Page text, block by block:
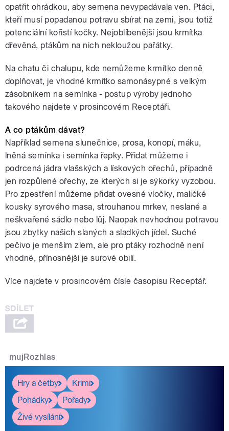
opatřit ohrádkou, aby semena nevypadávala ven. Ptáci,
kteří musí popadanou potravu sbírat na zemi, jsou totiž
potenciální kořistí kočky. Nejoblíbenější jsou krmítka
dřevěná, ptákům na nich nekloužou pařátky.
Na chatu či chalupu, kde nemůžeme krmítko denně
doplňovat, je vhodné krmítko samonásypné s velkým
zásobníkem na semínka - postup výroby jednoho
takového najdete v prosincovém Receptáři.
A co ptákům dávat?
Například semena slunečnice, prosa, konopí, máku,
lněná semínka i semínka řepky. Přidat můžeme i
podrcená jádra vlašských a lískových ořechů, případně
jen rozpůlené ořechy, ze kterých si je sýkorky vyzobou.
Pro zpestření můžeme přidat ovesné vločky, maličké
kousky syrového masa, strouhanou mrkev, neslané a
neškvařené sádlo nebo lůj. Naopak nevhodnou potravou
jsou zbytky našich slaných a sladkých jídel. Suché
pečivo je menším zlem, ale pro ptáky rozhodně není
vhodné, přínosnější je surové obilí.
Více najdete v prosincovém čísle časopisu Receptář.
mujRozhlas
Hry a četby
Krimi
Pohádky
Pořady
Živé vysílání